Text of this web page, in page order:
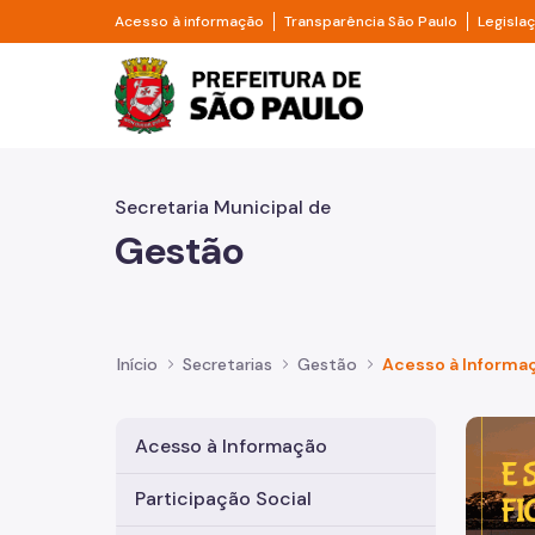
Pular para o Conteúdo principal
Acesso à informação Divisor de acesso à informação
Transparência São Paulo Divisor
Prefeitura de São
Secretaria Municipal de
Gestão
Início Secretarias Gestão Acesso à
Acesso à Informação
Participação Social